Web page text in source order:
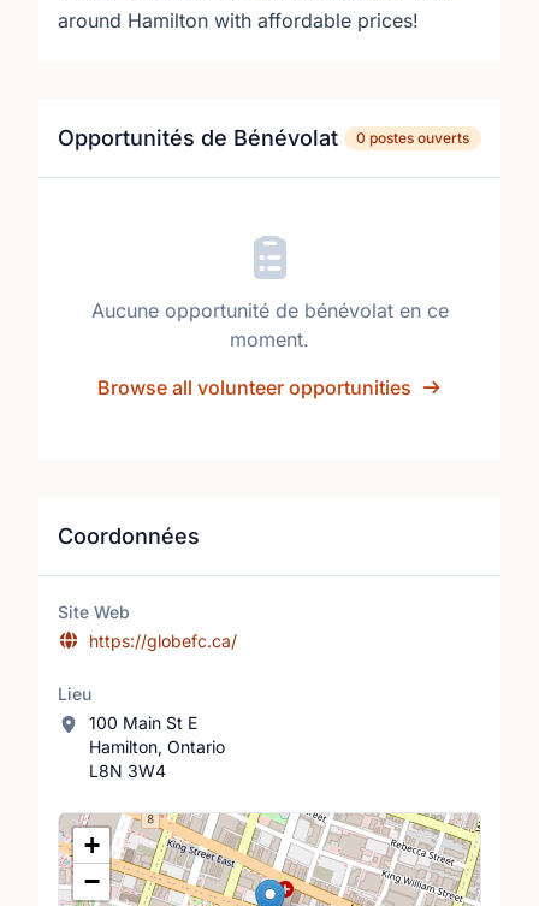
around Hamilton with affordable prices!
Opportunités de Bénévolat 0 postes ouverts
Aucune opportunité de bénévolat en ce
moment.
Browse all volunteer opportunities
Coordonnées
Site Web
https://globefc.ca/
Lieu
100 Main St E
Hamilton, Ontario
L8N 3W4
Lieu
+
−